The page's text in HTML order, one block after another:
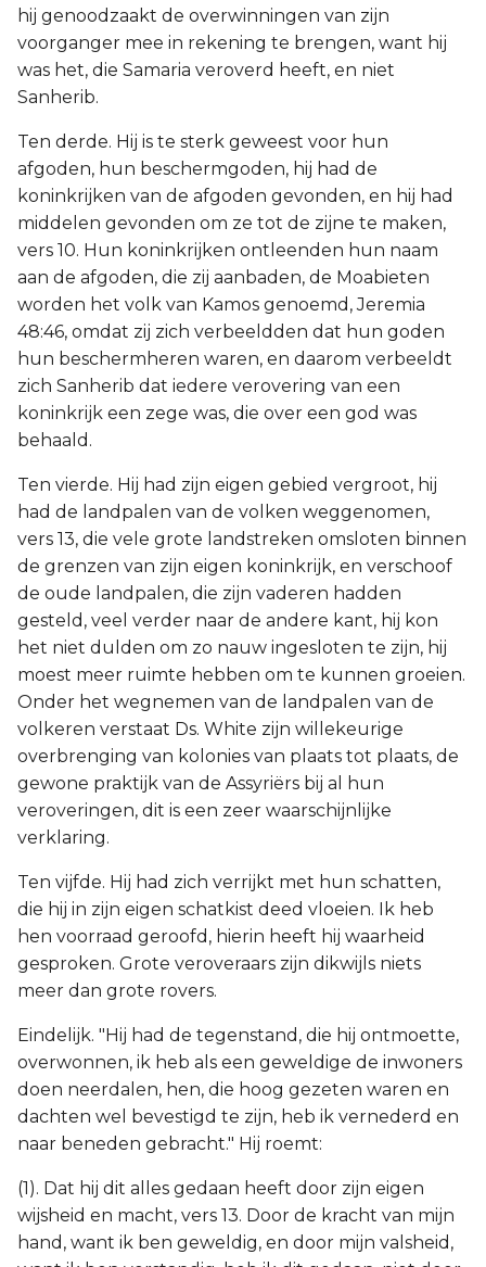
hij genoodzaakt de overwinningen van zijn
voorganger mee in rekening te brengen, want hij
was het, die Samaria veroverd heeft, en niet
Sanherib.
Ten derde. Hij is te sterk geweest voor hun
afgoden, hun beschermgoden, hij had de
koninkrijken van de afgoden gevonden, en hij had
middelen gevonden om ze tot de zijne te maken,
vers 10. Hun koninkrijken ontleenden hun naam
aan de afgoden, die zij aanbaden, de Moabieten
worden het volk van Kamos genoemd, Jeremia
48:46, omdat zij zich verbeeldden dat hun goden
hun beschermheren waren, en daarom verbeeldt
zich Sanherib dat iedere verovering van een
koninkrijk een zege was, die over een god was
behaald.
Ten vierde. Hij had zijn eigen gebied vergroot, hij
had de landpalen van de volken weggenomen,
vers 13, die vele grote landstreken omsloten binnen
de grenzen van zijn eigen koninkrijk, en verschoof
de oude landpalen, die zijn vaderen hadden
gesteld, veel verder naar de andere kant, hij kon
het niet dulden om zo nauw ingesloten te zijn, hij
moest meer ruimte hebben om te kunnen groeien.
Onder het wegnemen van de landpalen van de
volkeren verstaat Ds. White zijn willekeurige
overbrenging van kolonies van plaats tot plaats, de
gewone praktijk van de Assyriërs bij al hun
veroveringen, dit is een zeer waarschijnlijke
verklaring.
Ten vijfde. Hij had zich verrijkt met hun schatten,
die hij in zijn eigen schatkist deed vloeien. Ik heb
hen voorraad geroofd, hierin heeft hij waarheid
gesproken. Grote veroveraars zijn dikwijls niets
meer dan grote rovers.
Eindelijk. "Hij had de tegenstand, die hij ontmoette,
overwonnen, ik heb als een geweldige de inwoners
doen neerdalen, hen, die hoog gezeten waren en
dachten wel bevestigd te zijn, heb ik vernederd en
naar beneden gebracht." Hij roemt:
(1). Dat hij dit alles gedaan heeft door zijn eigen
wijsheid en macht, vers 13. Door de kracht van mijn
hand, want ik ben geweldig, en door mijn valsheid,